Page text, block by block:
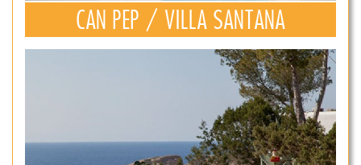
CAN PEP / VILLA SANTANA